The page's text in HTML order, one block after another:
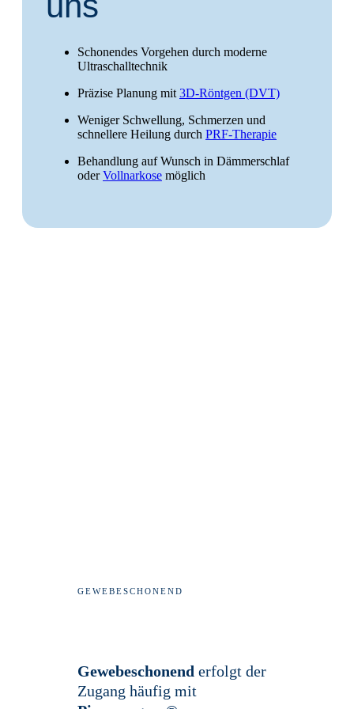
Schonendes Vorgehen durch moderne
Ultraschalltechnik
Präzise Planung mit 3D-Röntgen (DVT)
Weniger Schwellung, Schmerzen und
schnellere Heilung durch PRF-Therapie
Behandlung auf Wunsch in Dämmerschlaf
oderVollnarkose möglich
GEWEBESCHONEND
Gewebeschonend erfolgt der
Zugang häufig mit